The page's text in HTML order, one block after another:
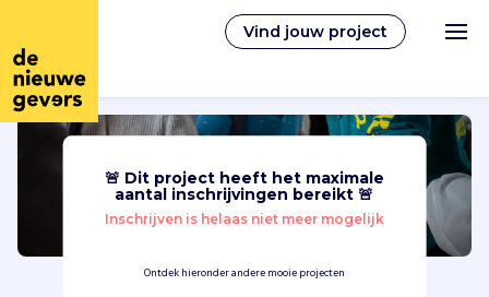
Vind jouw project
Nederlands
🚨 Dit project heeft het maximale
aantal inschrijvingen bereikt 🚨
Inschrijven is helaas niet meer mogelijk
Ontdek hieronder andere mooie projecten